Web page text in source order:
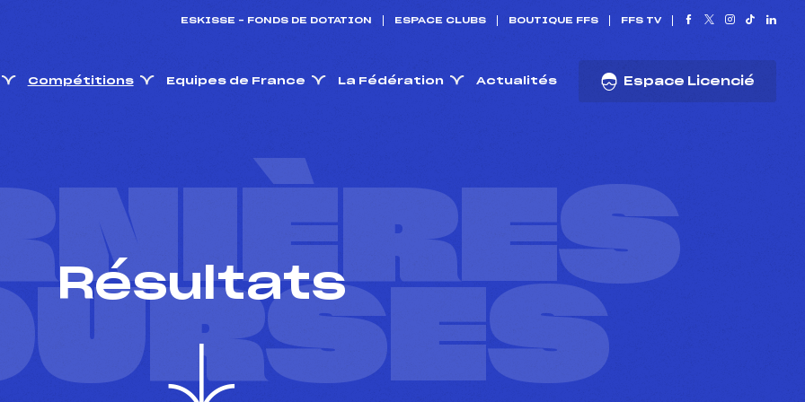
ESKISSE – FONDS DE DOTATION ESPACE CLUBS BOUTIQUE FFS FFS TV
Compétitions Equipes de France La Fédération Actualités Espace Licencié
Résultats